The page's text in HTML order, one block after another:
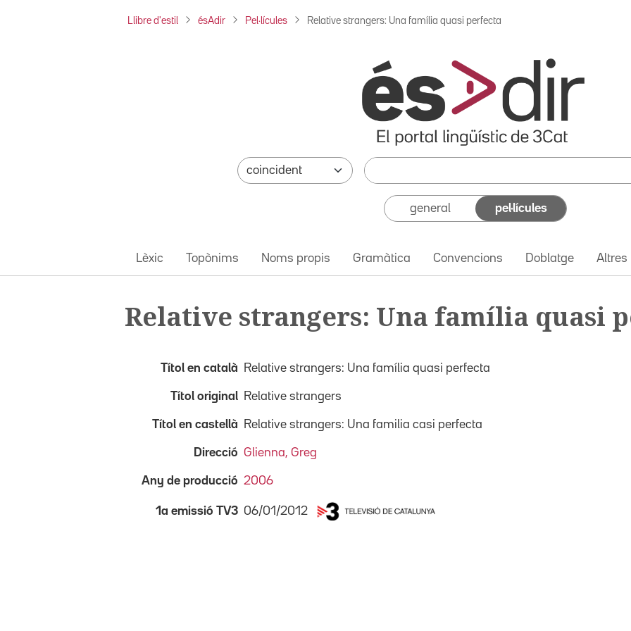
Llibre d'estil ésAdir Pel·lícules Relative strangers: Una família quasi perfecta
general pel·lícules
Lèxic Topònims Noms propis Gramàtica Convencions Doblatge Altres
Relative strangers: Una família quasi
Títol en català Relative strangers: Una família quasi perfecta
Títol original Relative strangers
Títol en castellà Relative strangers: Una familia casi perfecta
Direcció Glienna, Greg
Any de producció 2006
1a emissió TV3 06/01/2012